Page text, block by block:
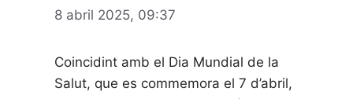
8 abril 2025, 09:37
Coincidint amb el Dia Mundial de la
Salut, que es commemora el 7 d’abril,